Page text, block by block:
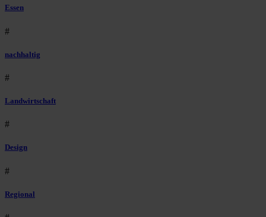
Essen
#
nachhaltig
#
Landwirtschaft
#
Design
#
Regional